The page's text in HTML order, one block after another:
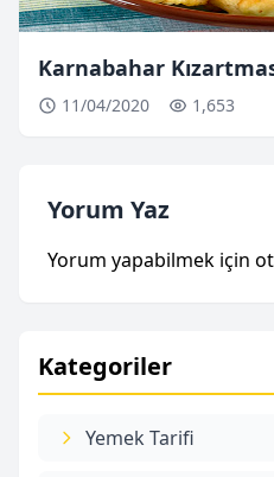
Kategoriler
Yemek Tarifi
Karnabahar
11/04/2020 1,653
Yorum Yaz
Yorum yapabilmek için